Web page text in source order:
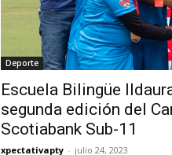
Deporte
Escuela Bilingüe
segunda edición del
Scotiabank Sub-11
xpectativapty - julio 24, 2023